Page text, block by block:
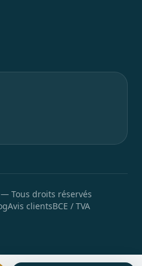
— Tous droits réservés
Avis clientsBCE / TVA